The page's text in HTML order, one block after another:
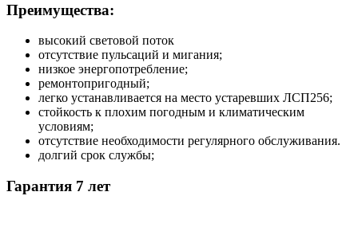
Преимущества:
высокий световой поток
отсутствие пульсаций и мигания;
низкое энергопотребление;
ремонтопригодный;
легко устанавливается на место устаревших ЛСП256;
стойкость к плохим погодным и климатическим
условиям;
отсутствие необходимости регулярного обслуживания.
долгий срок службы;
Гарантия 7 лет